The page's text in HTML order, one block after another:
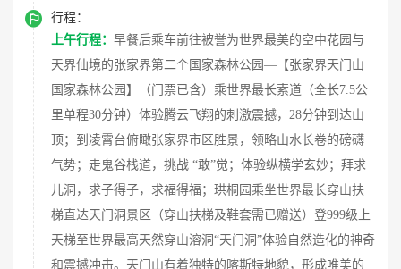

行程：
上午行程： 早餐后乘车前往被誉为世界最美的空中花园与
天界仙境的张家界第二个国家森林公园—【张家界天门山
国家森林公园】（门票已含）乘世界最长索道（全长7.5公
里单程30分钟）体验腾云飞翔的刺激震撼，28分钟到达山
顶；到凌霄台俯瞰张家界市区胜景，领略山水长卷的磅礴
气势；走鬼谷栈道，挑战 “敢”觉；体验纵横学玄妙；拜求
儿洞，求子得子，求福得福；珙桐园乘坐世界最长穿山扶
梯直达天门洞景区（穿山扶梯及鞋套需已赠送）登999级上
天梯至世界最高天然穿山溶洞“天门洞”体验自然造化的神奇
和震撼冲击。天门山有着独特的喀斯特地貌，形成唯美的